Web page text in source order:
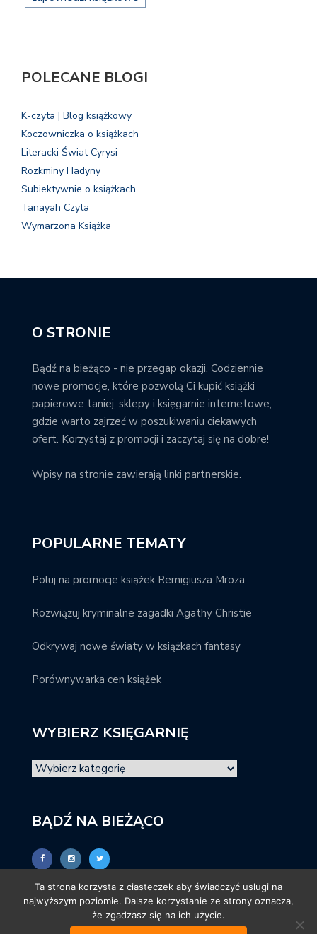
POLECANE BLOGI
K-czyta | Blog książkowy
Koczowniczka o książkach
Literacki Świat Cyrysi
Rozkminy Hadyny
Subiektywnie o książkach
Tanayah Czyta
Wymarzona Książka
O STRONIE
Bądź na bieżąco - nie przegap okazji. Codziennie
nowe promocje, które pozwolą Ci kupić książki
papierowe taniej; sklepy i księgarnie internetowe,
gdzie warto zajrzeć w poszukiwaniu ciekawych
ofert. Korzystaj z promocji i zaczytaj się na dobre!
Wpisy na stronie zawierają linki partnerskie.
POPULARNE TEMATY
Poluj na promocje książek Remigiusza Mroza
Rozwiązuj kryminalne zagadki Agathy Christie
Odkrywaj nowe światy w książkach fantasy
Porównywarka cen książek
WYBIERZ KSIĘGARNIĘ
BĄDŹ NA BIEŻĄCO
Ta strona korzysta z ciasteczek aby świadczyć usługi na
najwyższym poziomie. Dalsze korzystanie ze strony oznacza,
że zgadzasz się na ich użycie.